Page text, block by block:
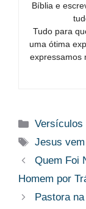
Bíblia e
Tudo para
uma ótima
expressamos
Categorias
Versículos
Tags
Jesus
Quem Foi
Homem por
Pastora